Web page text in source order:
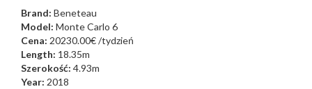
Brand: Beneteau
Model: Monte Carlo 6
Cena: 20230.00€ /tydzień
Length: 18.35m
Szerokość: 4.93m
Year: 2018